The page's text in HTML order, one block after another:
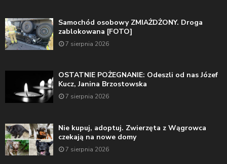
Samochód osobowy ZMIAŻDŻONY. Droga
zablokowana [FOTO]
7 sierpnia 2026
OSTATNIE POŻEGNANIE: Odeszli od nas Józef
Kucz, Janina Brzostowska
7 sierpnia 2026
Nie kupuj, adoptuj. Zwierzęta z Wągrowca
czekają na nowe domy
7 sierpnia 2026